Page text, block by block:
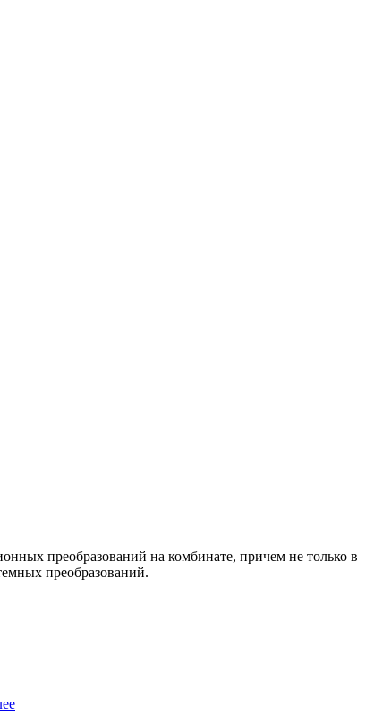
преобразований на комбинате, причем не только в
преобразований.